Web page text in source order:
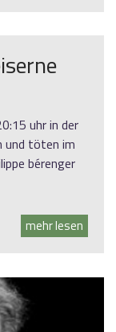
uhr in der
und töten im
bérenger
mehr lesen